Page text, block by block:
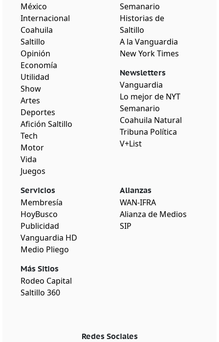
México
Internacional
Coahuila
Saltillo
Opinión
Economía
Utilidad
Show
Artes
Deportes
Afición Saltillo
Tech
Motor
Vida
Juegos
Semanario
Historias de
Saltillo
A la Vanguardia
New York Times
Newsletters
Vanguardia
Lo mejor de NYT
Semanario
Coahuila Natural
Tribuna Política
V+List
Servicios
Membresía
HoyBusco
Publicidad
Vanguardia HD
Medio Pliego
Más Sitios
Rodeo Capital
Saltillo 360
Alianzas
WAN-IFRA
Alianza de Medios
SIP
Redes Sociales